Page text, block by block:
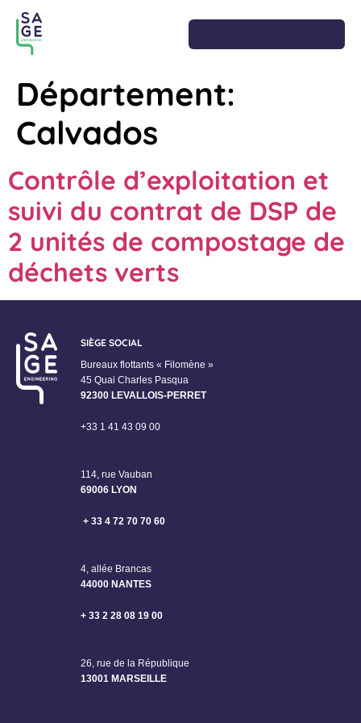
Département:
Calvados
Contrôle d’exploitation et
suivi du contrat de DSP de
2 unités de compostage de
déchets verts
SIÈGE SOCIAL
Bureaux flottants « Filomène »
45 Quai Charles Pasqua
92300 LEVALLOIS-PERRET
+33 1 41 43 09 00
114, rue Vauban
69006 LYON
+ 33 4 72 70 70 60
4, allée Brancas
44000 NANTES
+ 33 2 28 08 19 00
26, rue de la République
13001 MARSEILLE